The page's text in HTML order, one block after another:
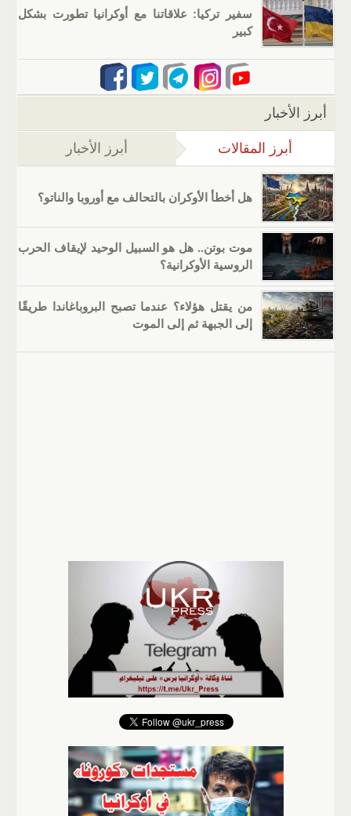
سفير تركيا: علاقاتنا مع أوكرانيا تطورت بشكل
كبير
أبرز الأخبار
أبرز المقالات (علامة التبويب النشطة)
أبرز الأخبار
هل أخطأ الأوكران بالتحالف مع أوروبا والناتو؟
موت بوتن.. هل هو السبيل الوحيد لإيقاف الحرب
الروسية الأوكرانية؟
من يقتل هؤلاء؟ عندما تصبح البروباغاندا طريقًا
إلى الجبهة ثم إلى الموت